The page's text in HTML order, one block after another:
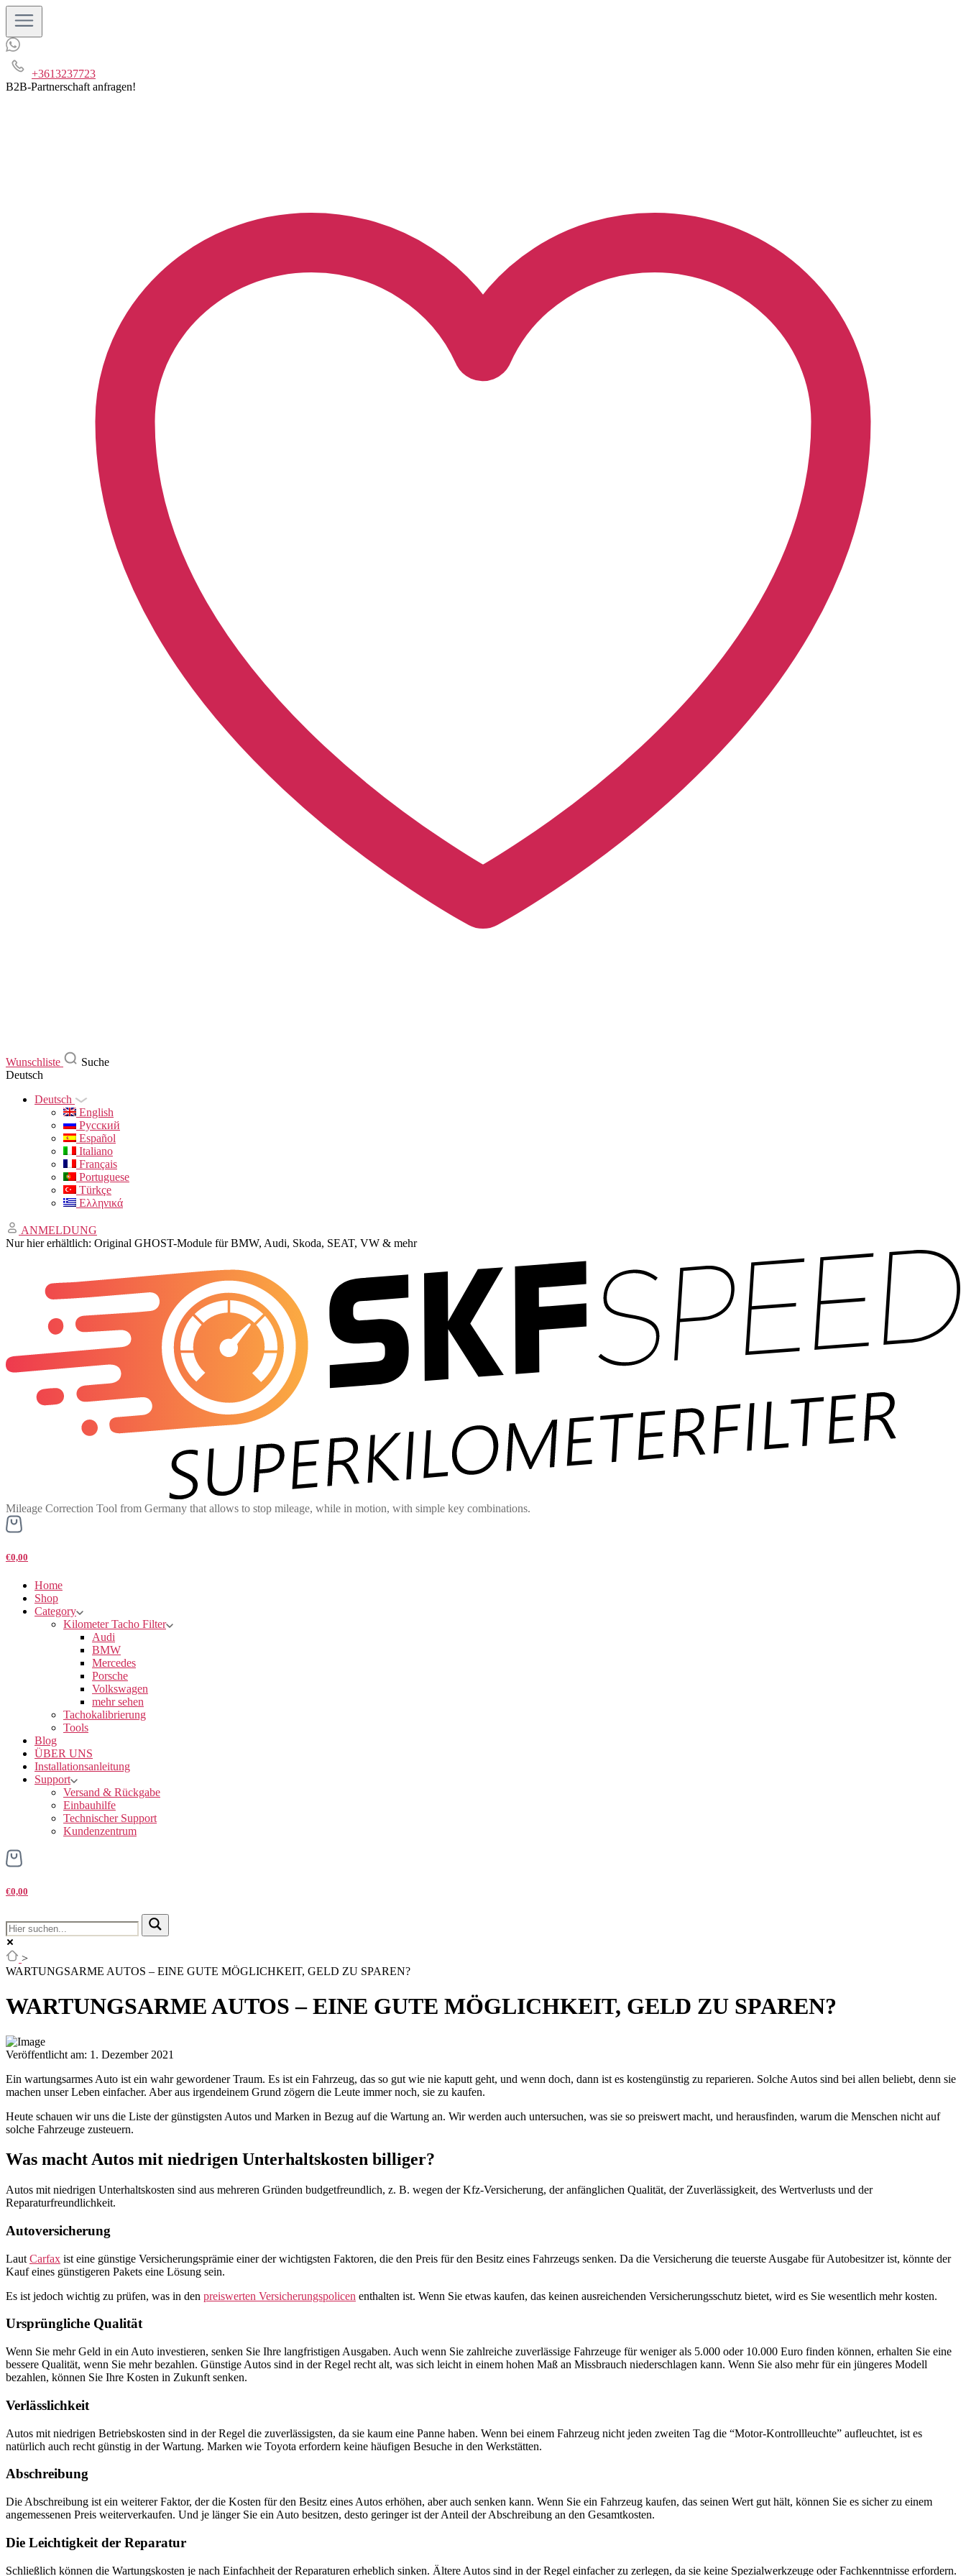
+3613237723
B2B-Partnerschaft anfragen!
Wunschliste
Suche
Deutsch
Deutsch
English
Русский
Español
Italiano
Français
Portuguese
Türkçe
Ελληνικά
ANMELDUNG
Nur hier erhältlich: Original GHOST-Module für BMW, Audi, Skoda, SEAT, VW & mehr
Mileage Correction Tool from Germany that allows to stop mileage, while in motion, with simple key combinations.
€0,00
Home
Shop
Category
Kilometer Tacho Filter
Audi
BMW
Mercedes
Porsche
Volkswagen
mehr sehen
Tachokalibrierung
Tools
Blog
ÜBER UNS
Installationsanleitung
Support
Versand & Rückgabe
Einbauhilfe
Technischer Support
Kundenzentrum
€0,00
>
WARTUNGSARME AUTOS – EINE GUTE MÖGLICHKEIT, GELD ZU SPAREN?
WARTUNGSARME AUTOS – EINE GUTE MÖGLICHKEIT, GELD ZU SPAREN?
Veröffentlicht am: 1. Dezember 2021
Ein wartungsarmes Auto ist ein wahr gewordener Traum. Es ist ein Fahrzeug, das so gut wie nie kaputt geht, und wenn doch, dann ist es kostengünstig zu reparieren. Solche Autos sind bei allen beliebt, denn sie
machen unser Leben einfacher. Aber aus irgendeinem Grund zögern die Leute immer noch, sie zu kaufen.
Heute schauen wir uns die Liste der günstigsten Autos und Marken in Bezug auf die Wartung an. Wir werden auch untersuchen, was sie so preiswert macht, und herausfinden, warum die Menschen nicht auf
solche Fahrzeuge zusteuern.
Was macht Autos mit niedrigen Unterhaltskosten billiger?
Autos mit niedrigen Unterhaltskosten sind aus mehreren Gründen budgetfreundlich, z. B. wegen der Kfz-Versicherung, der anfänglichen Qualität, der Zuverlässigkeit, des Wertverlusts und der
Reparaturfreundlichkeit.
Autoversicherung
Laut Carfax ist eine günstige Versicherungsprämie einer der wichtigsten Faktoren, die den Preis für den Besitz eines Fahrzeugs senken. Da die Versicherung die teuerste Ausgabe für Autobesitzer ist, könnte der
Kauf eines günstigeren Pakets eine Lösung sein.
Es ist jedoch wichtig zu prüfen, was in den preiswerten Versicherungspolicen enthalten ist. Wenn Sie etwas kaufen, das keinen ausreichenden Versicherungsschutz bietet, wird es Sie wesentlich mehr kosten.
Ursprüngliche Qualität
Wenn Sie mehr Geld in ein Auto investieren, senken Sie Ihre langfristigen Ausgaben. Auch wenn Sie zahlreiche zuverlässige Fahrzeuge für weniger als 5.000 oder 10.000 Euro finden können, erhalten Sie eine
bessere Qualität, wenn Sie mehr bezahlen. Günstige Autos sind in der Regel recht alt, was sich leicht in einem hohen Maß an Missbrauch niederschlagen kann. Wenn Sie also mehr für ein jüngeres Modell
bezahlen, können Sie Ihre Kosten in Zukunft senken.
Verlässlichkeit
Autos mit niedrigen Betriebskosten sind in der Regel die zuverlässigsten, da sie kaum eine Panne haben. Wenn bei einem Fahrzeug nicht jeden zweiten Tag die “Motor-Kontrollleuchte” aufleuchtet, ist es
natürlich auch recht günstig in der Wartung. Marken wie Toyota erfordern keine häufigen Besuche in den Werkstätten.
Abschreibung
Die Abschreibung ist ein weiterer Faktor, der die Kosten für den Besitz eines Autos erhöhen, aber auch senken kann. Wenn Sie ein Fahrzeug kaufen, das seinen Wert gut hält, können Sie es sicher zu einem
angemessenen Preis weiterverkaufen. Und je länger Sie ein Auto besitzen, desto geringer ist der Anteil der Abschreibung an den Gesamtkosten.
Die Leichtigkeit der Reparatur
Schließlich können die Wartungskosten je nach Einfachheit der Reparaturen erheblich sinken. Ältere Autos sind in der Regel einfacher zu zerlegen, da sie keine Spezialwerkzeuge oder Fachkenntnisse erfordern.